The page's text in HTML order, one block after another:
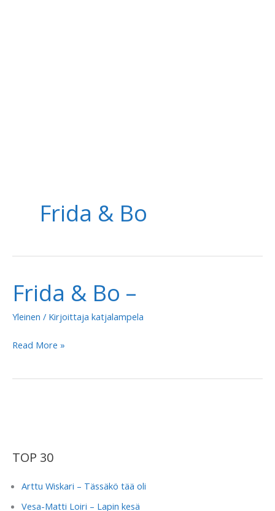
Frida & Bo
Frida & Bo –
Yleinen / Kirjoittaja katjalampela
Frida
Bo
Read More »
TOP 30
Arttu Wiskari – Tässäkö tää oli
Vesa-Matti Loiri – Lapin kesä